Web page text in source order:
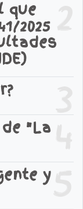
2
que
2025
3
4
"La
5
y